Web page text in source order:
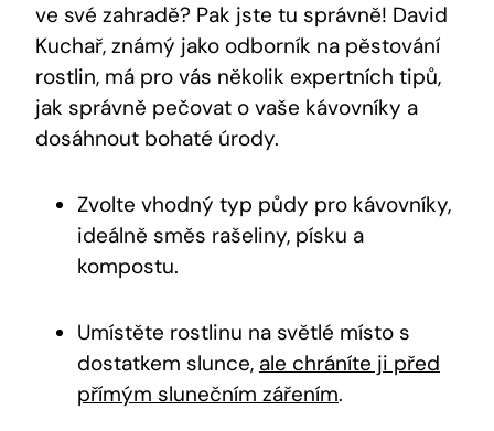
ve své zahradě? Pak jste tu správně! David
Kuchař, známý jako odborník na pěstování
rostlin, má pro vás několik expertních tipů,
jak správně pečovat o vaše kávovníky a
dosáhnout bohaté úrody.
Zvolte vhodný typ půdy pro kávovníky,
ideálně směs rašeliny, písku a
kompostu.
Umístěte rostlinu na světlé místo s
dostatkem slunce, ale chráníte ji před
přímým slunečním zářením.